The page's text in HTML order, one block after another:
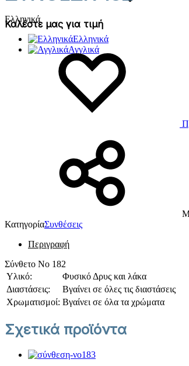
Ελληνικά
Ελληνικά
Αγγλικά
Καλέστε μας για τιμή
ΚατηγορίαΣυνθέσεις
Περιγραφή
Σύνθετο Νο 182
Υλικό:
Φυσικό Δρυς και λάκα
Διαστάσεις:
Βγαίνει σε όλες τις διαστάσεις
Χρωματισμοί: Βγαίνει σε όλα τα χρώματα
Σχετικά προϊόντα